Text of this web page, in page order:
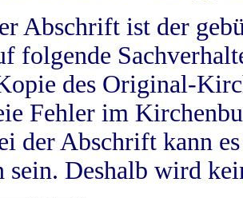
Abschrift ist der
folgende
des Original-
Fehler im
der Abschrift kann
sein. Deshalb wird